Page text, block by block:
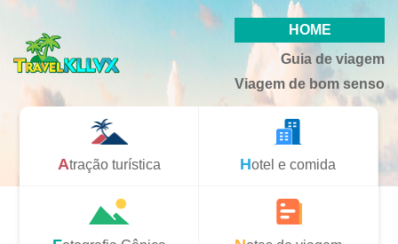
HOME
Guia de viagem
Viagem de bom senso
Atração turística Hotel e comida